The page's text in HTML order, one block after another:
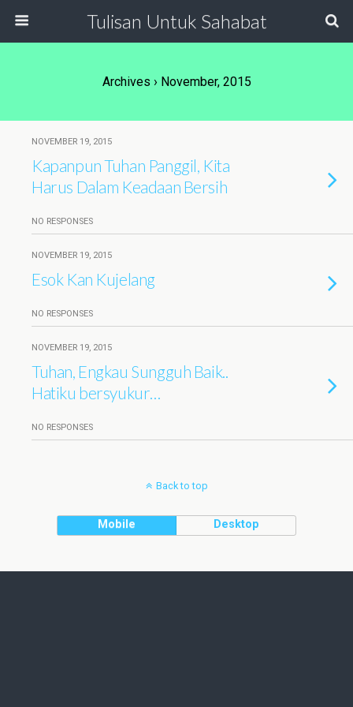
Tulisan Untuk Sahabat
Archives › November, 2015
NOVEMBER 19, 2015
Kapanpun Tuhan Panggil, Kita
Harus Dalam Keadaan Bersih
NO RESPONSES
NOVEMBER 19, 2015
Esok Kan Kujelang
NO RESPONSES
NOVEMBER 19, 2015
Tuhan, Engkau Sungguh Baik..
Hatiku bersyukur…
NO RESPONSES
Back to top
Mobile Desktop